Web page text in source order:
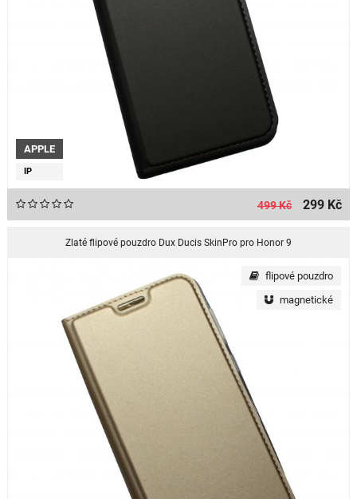
APPLE
IP
499 Kč 299 Kč
Zlaté flipové pouzdro Dux Ducis SkinPro pro Honor 9
flipové pouzdro
magnetické